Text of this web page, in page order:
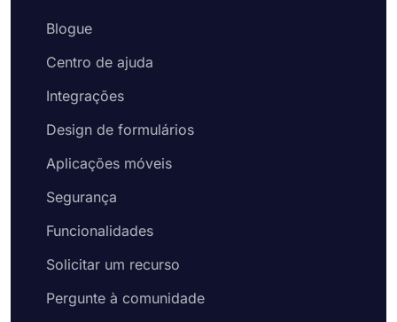
Blogue
Centro de ajuda
Integrações
Design de formulários
Aplicações móveis
Segurança
Funcionalidades
Solicitar um recurso
Pergunte à comunidade